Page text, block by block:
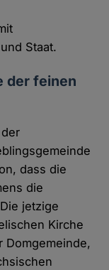
Staat.
der feinen
dass die
die
jetzige
Kirche
Domgemeinde,